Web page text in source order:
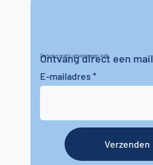
Ontvang gratis advies tegen kalk
Ontvang direct een mail
E-mailadres
Verzenden